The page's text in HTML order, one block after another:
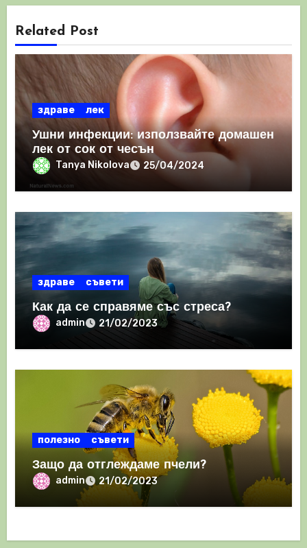
Related Post
здраве лек
Ушни инфекции: използвайте домашен
лек от сок от чесън
Tanya Nikolova 25/04/2024
здраве съвети
Как да се справяме със стреса?
admin 21/02/2023
полезно съвети
Защо да отглеждаме пчели?
admin 21/02/2023